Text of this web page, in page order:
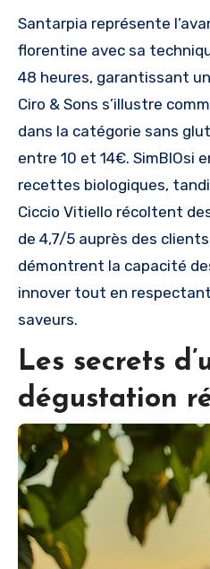
Santarpia représente
florentine avec sa
48 heures, garantissant
Ciro & Sons s’illustre
dans la catégorie sans
entre 10 et 14€. SimBIOsi
recettes biologiques,
Ciccio Vitiello récoltent
de 4,7/5 auprès des
démontrent la capacité
innover tout en
saveurs.
Les secrets
dégustation